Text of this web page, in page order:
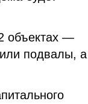
объектах —
подвалы, а